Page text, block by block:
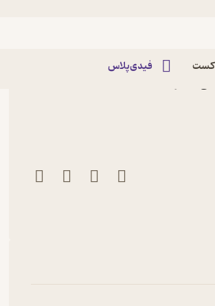
فیدی‌پلاس